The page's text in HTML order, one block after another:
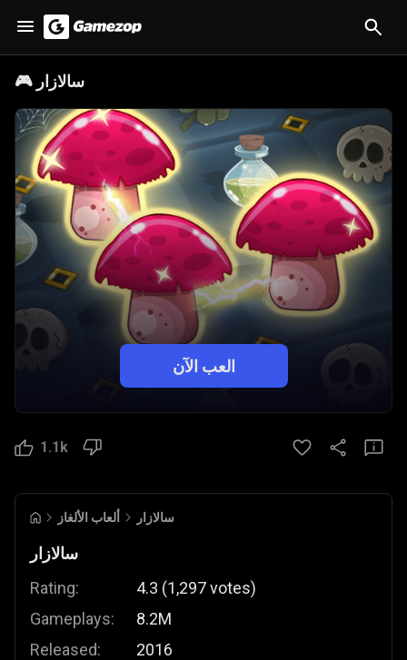
🎮 سالازار
العب الآن
1.1k
ألعاب الألغاز سالازار
سالازار
Rating:
Gameplays:
Released:
4.3 (1,297votes)
8.2M
2016